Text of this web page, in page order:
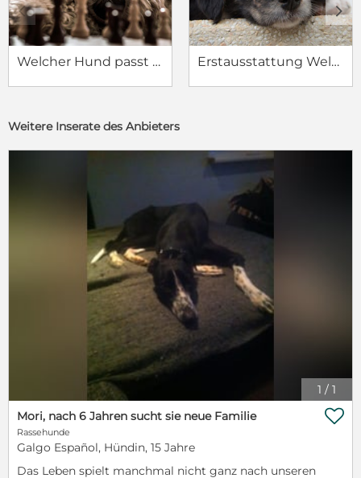
Welcher Hund passt zu mir? Erstausstattung Welpe
c d
Weitere Inserate des Anbieters
1 / 1
Mori, nach 6 Jahren sucht sie neue Familie
Rassehunde
Galgo Español, Hündin, 15 Jahre
Das Leben spielt manchmal nicht ganz nach unseren
